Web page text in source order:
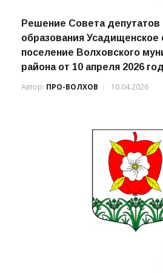
Решение Совета депутатов
образования Усадищенское
поселение Волховского
района от 10 апреля 2026
Автор: ПРО-ВОЛХОВ 10.04.2026